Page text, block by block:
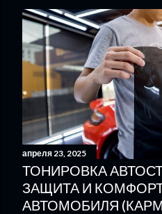
апреля 23, 2025
ТОНИРОВКА
ЗАЩИТА И
АВТОМОБИЛЯ